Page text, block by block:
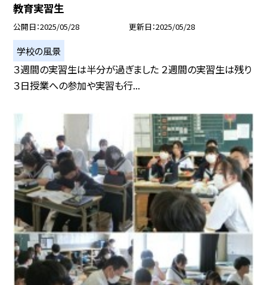
教育実習生
公開日 2025/05/28 更新日 2025/05/28
学校の風景
３週間の実習生は半分が過ぎました ２週間の実習生は残り
３日授業への参加や実習も行...